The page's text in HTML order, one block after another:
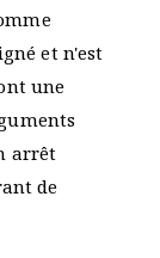
et n'est
une
arrêt
de